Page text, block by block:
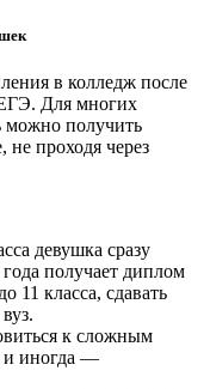
в колледж после
ЕГЭ. Для многих
можно получить
проходя через
девушка сразу
получает диплом
11 класса, сдавать
к сложным
и иногда —